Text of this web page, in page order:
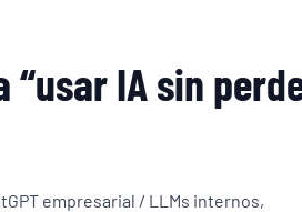
“usar IA sin
empresarial / LLMs internos,